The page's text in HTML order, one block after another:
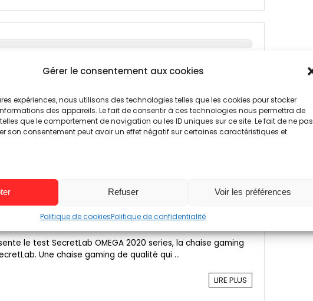
Gérer le consentement aux cookies
expériences, nous utilisons des technologies telles que les cookies pour stocker
des appareils. Le fait de consentir à ces technologies nous permettra de
que le comportement de navigation ou les ID uniques sur ce site. Le fait de ne pas
son consentement peut avoir un effet négatif sur certaines caractéristiques et
Refuser Voir les préférences
Politique de cookiesPolitique de confidentialité
– A Lire Avant D’Acheter
toujours les meilleures du marché dans leur catégorie ? Le
est un marché très actif avec tous ...
LIRE PLUS
OMEGA 2020 Series
le test SecretLab OMEGA 2020 series, la chaise gaming
Une chaise gaming de qualité qui ...
LIRE PLUS